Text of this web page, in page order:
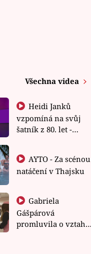
Všechna videa
Heidi Janků
vzpomíná na svůj
šatník z 80. let -
natáčení v Thajsku
Gabriela
Gášpárová
promluvila o vztahu